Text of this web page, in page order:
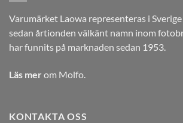
Varumärket Laowa representeras i
sedan årtionden välkänt namn inom
har funnits på marknaden sedan 1953.
Läs mer om Molfo.
KONTAKTA OSS